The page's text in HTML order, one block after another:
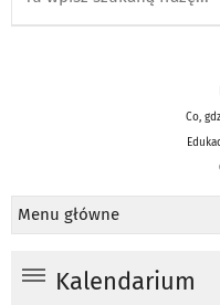
Co,
Menu główne
Kalendarium